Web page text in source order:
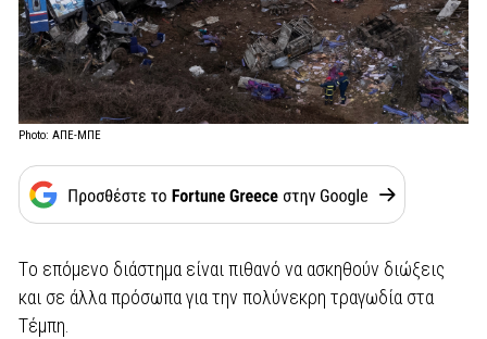
Photo: ΑΠΕ-ΜΠΕ
Tο επόμενο διάστημα είναι πιθανό να ασκηθούν διώξεις
και σε άλλα πρόσωπα για την πολύνεκρη τραγωδία στα
Τέμπη.